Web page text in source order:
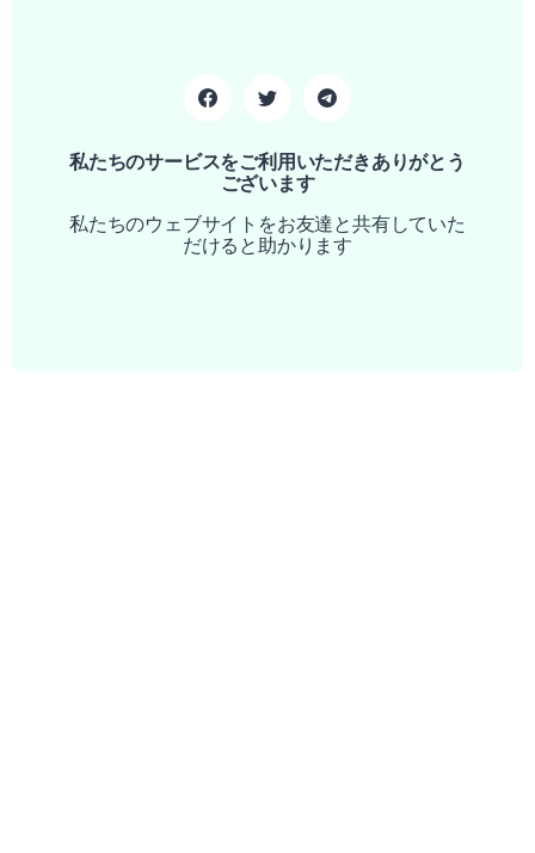
私たちのサービスをご利用いただきありがとう
ございます
私たちのウェブサイトをお友達と共有していた
だけると助かります